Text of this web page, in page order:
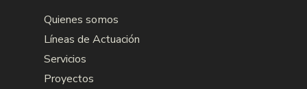
Quienes somos
Líneas de Actuación
Servicios
Proyectos